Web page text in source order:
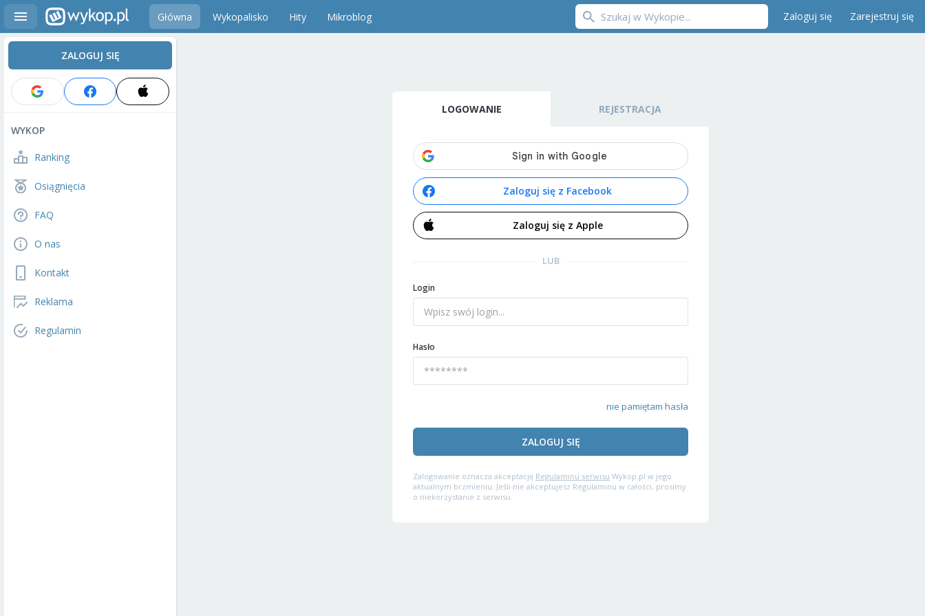
Główna Wykopalisko Hity Mikroblog Zaloguj się Zarejestruj się
ZALOGUJ SIĘ
WYKOP
Ranking
Osiągnięcia
FAQ
O nas
Kontakt
Reklama
Regulamin
LOGOWANIE REJESTRACJA
Zaloguj się z Facebook
Zaloguj się z Apple
LUB
Login
Hasło
nie pamiętam hasła
ZALOGUJ SIĘ
Zalogowanie oznacza akceptację Regulaminu serwisu Wykop.pl w jego
aktualnym brzmieniu. Jeśli nie akceptujesz Regulaminu w całości, prosimy
o niekorzystanie z serwisu.